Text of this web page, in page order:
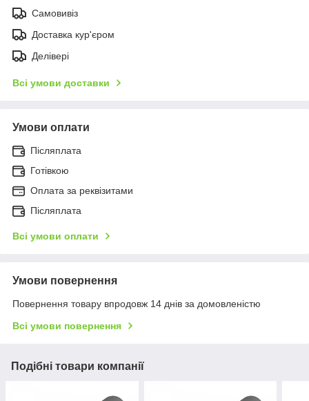
Самовивіз
Доставка кур'єром
Делівері
Всі умови доставки
Умови оплати
Післяплата
Готівкою
Оплата за реквізитами
Післяплата
Всі умови оплати
Умови повернення
Повернення товару впродовж 14 днів за домовленістю
Всі умови повернення
Подібні товари компанії